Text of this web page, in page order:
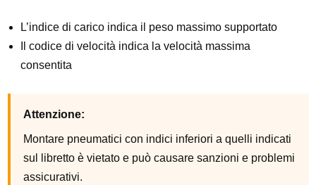
L’indice di carico indica il peso massimo supportato
Il codice di velocità indica la velocità massima
consentita
Attenzione:
Montare pneumatici con indici inferiori a quelli indicati
sul libretto è vietato e può causare sanzioni e problemi
assicurativi.